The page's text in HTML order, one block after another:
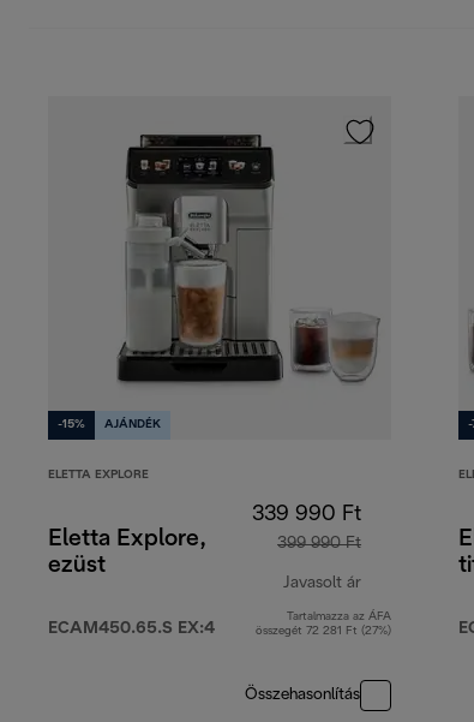
-15% AJÁNDÉK
ELETTA EXPLORE
Eletta Explore,
ezüst
ECAM450.65.S EX:4
339 990 Ft
399 990 Ft
Javasolt ár
eredeti ár
Tartalmazza az ÁFA
összegét 72 281 Ft (27%)
Összehasonlítás
-